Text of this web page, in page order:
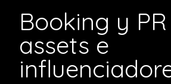
Booking y
assets e